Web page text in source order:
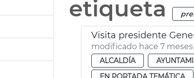
etiqueta
Visita presidente
modificado hace 7 meses
ALCALDÍA